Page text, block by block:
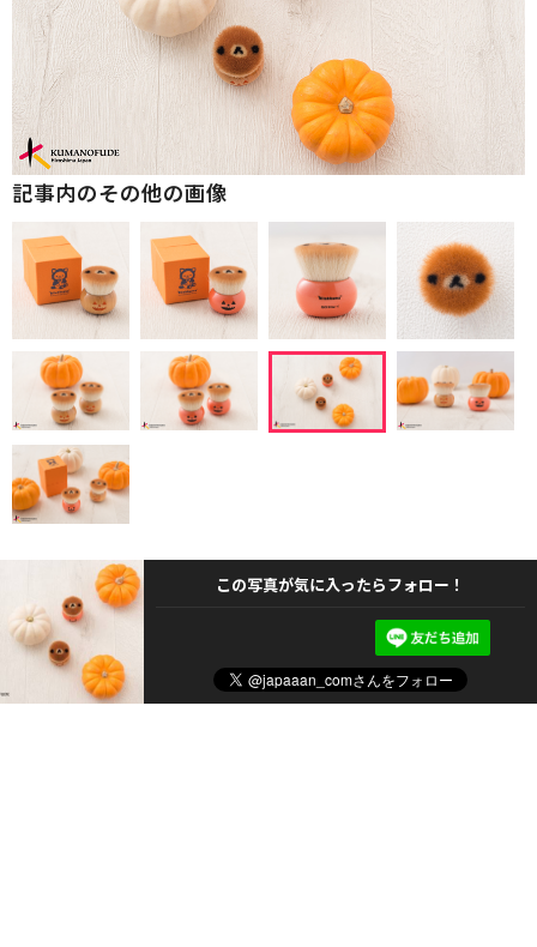
記事内のその他の画像
この写真が気に入ったらフォロー！